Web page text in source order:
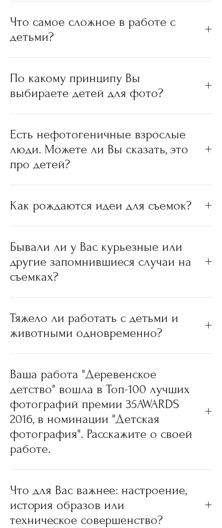
Что самое сложное в работе с
детьми?
По какому принципу Вы
выбираете детей для фото?
Есть нефотогеничные взрослые
люди. Можете ли Вы сказать, это
про детей?
Как рождаются идеи для съемок?
Бывали ли у Вас курьезные или
другие запомнившиеся случаи на
съемках?
Тяжело ли работать с детьми и
животными одновременно?
Ваша работа "Деревенское
детство" вошла в Топ-100 лучших
фотографий премии 35AWARDS
2016, в номинации "Детская
фотография". Расскажите о своей
работе.
Что для Вас важнее: настроение,
история образов или
техническое совершенство?